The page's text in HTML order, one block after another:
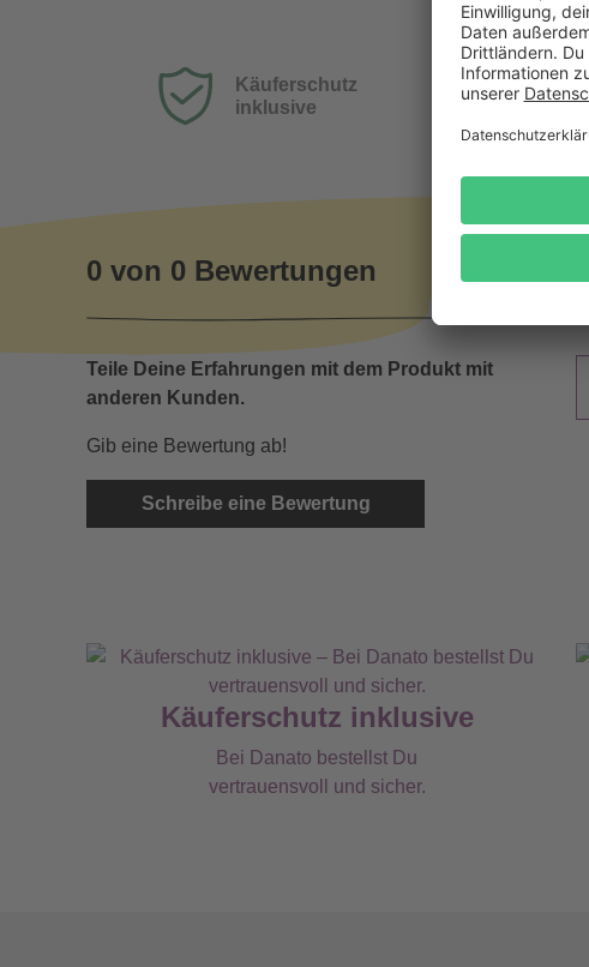
Käuferschutz
inklusive
0 von 0 Bewertungen
Teile Deine Erfahrungen mit dem Produkt mit
anderen Kunden.
Gib eine Bewertung ab!
Schreibe eine Bewertung
Käuferschutz inklusive
Bei Danato bestellst Du
vertrauensvoll und sicher.